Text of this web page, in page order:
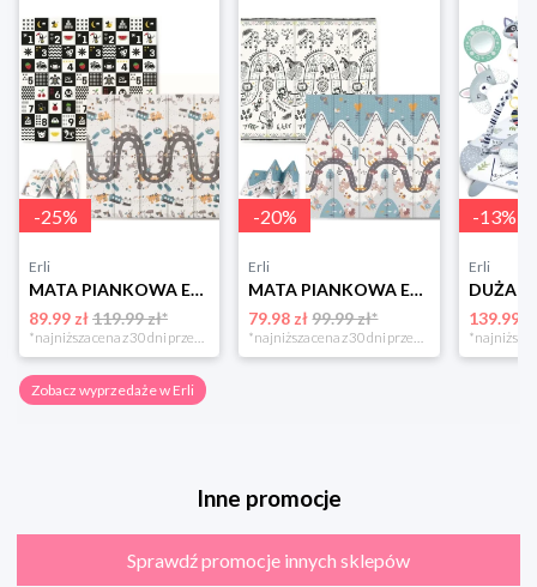
-25%
Erli
MATA PIANKOWA EDUKACYJNA SKŁADANA DLA DZIECI DUŻA 180x200 PIANKA XPE NUKIDO
89.99 zł119.99 zł*
*najniższa cena z 30 dni przed obniżką
-20%
Erli
MATA PIANKOWA EDUKACYJNA SKŁADANA DLA DZIECI DUŻA 180x200 PIANKA XPE NUKIDO
79.98 zł 99.99 zł*
*najniższa cena z 30 dni przed obniżką
-13%
Erli
139.99 zł
Zobacz wyprzedaże w Erli
Inne promocje
Sprawdź promocje innych sklepów